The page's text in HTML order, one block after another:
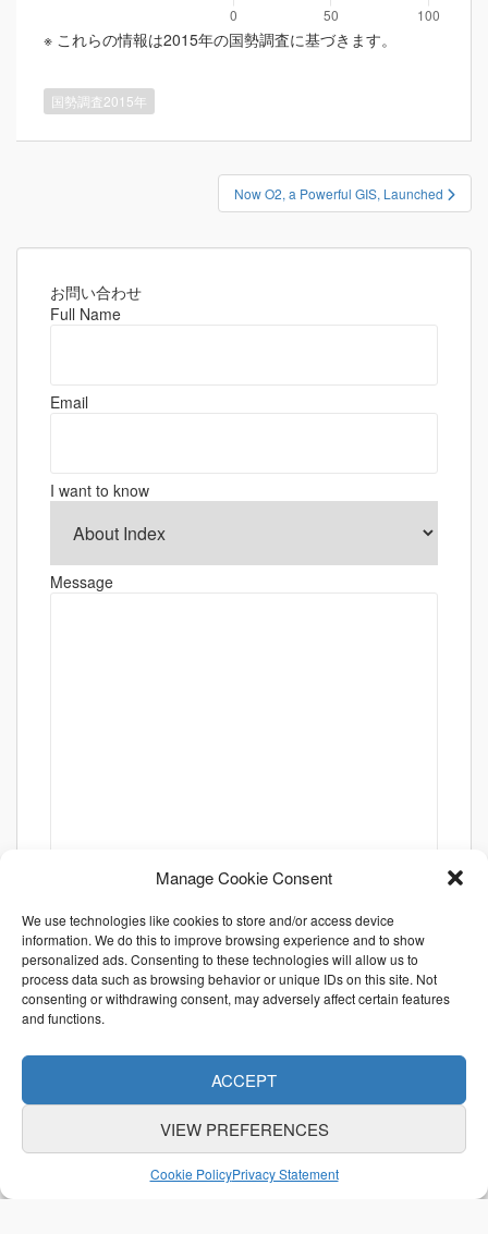
Manage Cookie Consent
We use technologies like cookies to store and/or access device
information. We do this to improve browsing experience and to show
personalized ads. Consenting to these technologies will allow us to
process data such as browsing behavior or unique IDs on this site. Not
consenting or withdrawing consent, may adversely affect certain features
and functions.
ACCEPT
VIEW PREFERENCES
Cookie PolicyPrivacy Statement
※ これらの情報は2015年の国勢調査に基づきます。
国勢調査2015年
ナ
Now O2, a Powerful GIS, Launched
お問い合わせ
Full Name
Email
I want to know
Message
特定商取引法に関する表示 個人情報保護方針